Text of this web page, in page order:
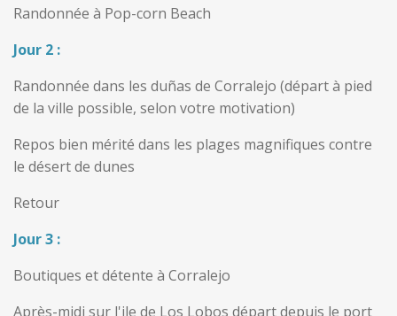
Randonnée à Pop-corn Beach
Jour 2 :
Randonnée dans les duñas de Corralejo (départ à pied
de la ville possible, selon votre motivation)
Repos bien mérité dans les plages magnifiques contre
le désert de dunes
Retour
Jour 3 :
Boutiques et détente à Corralejo
Après-midi sur l'ile de Los Lobos départ depuis le port